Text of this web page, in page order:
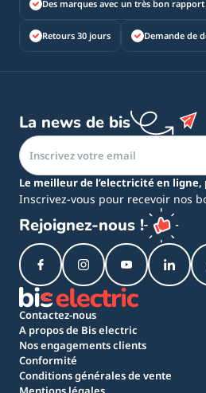
Des marques avec un très bon
Retours 30 jours Demande de
La news de bis
Le meilleur de l’electricité en ligne,
Inscrivez-vous pour recevoir nos
Rejoignez-nous !
Contactez-nous
A propos de Bis electric
Nos engagements clients
Conformité
Conditions générales de vente